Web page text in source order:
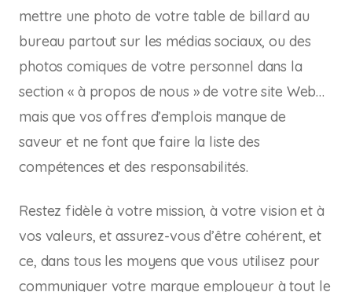
mettre une photo de votre table de billard au
bureau partout sur les médias sociaux, ou des
photos comiques de votre personnel dans la
section « à propos de nous » de votre site Web…
mais que vos offres d’emplois manque de
saveur et ne font que faire la liste des
compétences et des responsabilités.
Restez fidèle à votre mission, à votre vision et à
vos valeurs, et assurez-vous d’être cohérent, et
ce, dans tous les moyens que vous utilisez pour
communiquer votre marque employeur à tout le